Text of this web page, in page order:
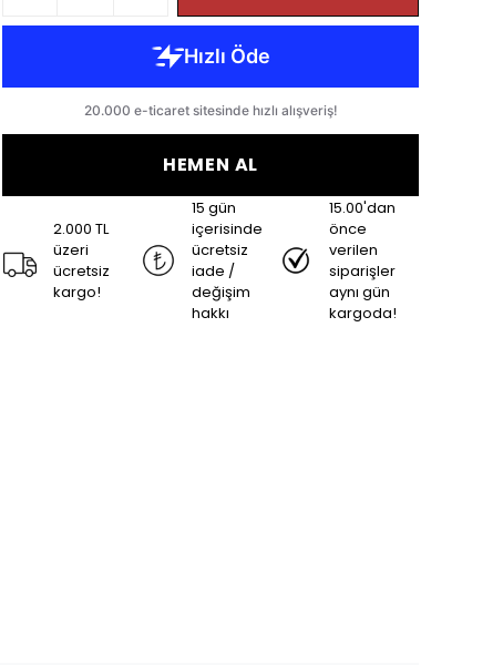
HEMEN AL
2.000 TL
üzeri
ücretsiz
kargo!
15 gün
içerisinde
ücretsiz
iade /
değişim
hakkı
15.00'dan
önce
verilen
siparişler
aynı gün
kargoda!